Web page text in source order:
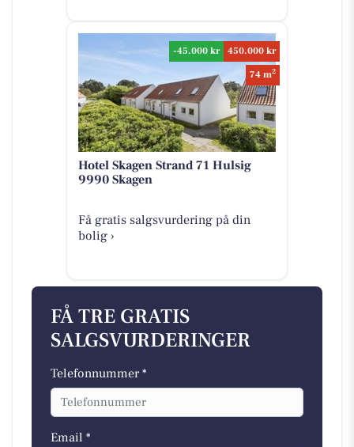
-45.000 kr
450.000 kr
74 m2
Hotel Skagen Strand 71 Hulsig
9990 Skagen
Få gratis salgsvurdering på din
bolig ›
FÅ TRE GRATIS
SALGSVURDERINGER
Telefonnummer *
Email *